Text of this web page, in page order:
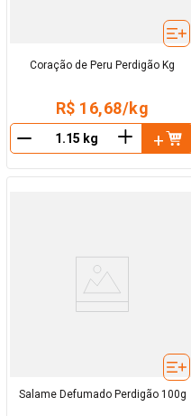
Coração de Peru Perdigão Kg
R$ 16,68/kg
＋
Salame Defumado Perdigão 100g